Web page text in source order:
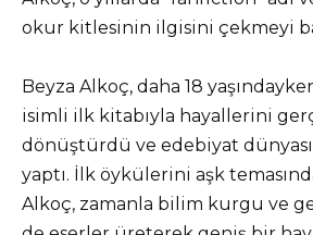
okur kitlesinin ilgisini çekmeyi
Beyza Alkoç, daha 18
isimli ilk kitabıyla hayallerini
dönüştürdü ve edebiyat
yaptı. İlk öykülerini aşk
Alkoç, zamanla bilim kurgu ve